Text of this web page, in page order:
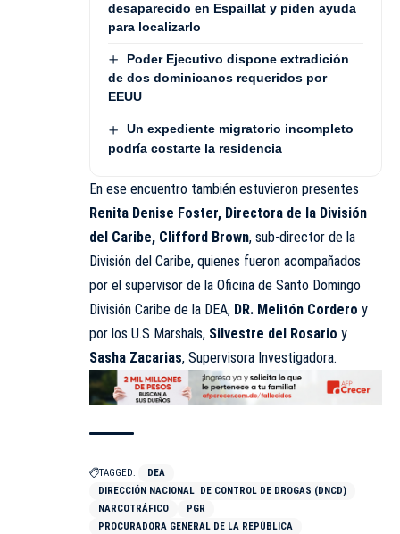
desaparecido en Espaillat y piden ayuda
para localizarlo
Poder Ejecutivo dispone extradición
de dos dominicanos requeridos por
EEUU
Un expediente migratorio incompleto
podría costarte la residencia
En ese encuentro también estuvieron presentes
Renita Denise Foster, Directora de la División
del Caribe, Clifford Brown, sub-director de la
División del Caribe, quienes fueron acompañados
por el supervisor de la Oficina de Santo Domingo
División Caribe de la DEA, DR. Melitón Cordero y
por los U.S Marshals, Silvestre del Rosario y
Sasha Zacarias, Supervisora Investigadora.
TAGGED:
DEA
DIRECCIÓN NACIONAL DE CONTROL DE DROGAS (DNCD)
NARCOTRÁFICO
PGR
PROCURADORA GENERAL DE LA REPÚBLICA